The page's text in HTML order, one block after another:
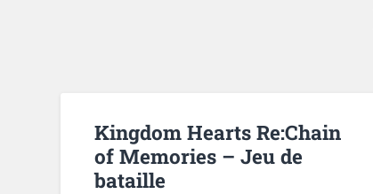
Kingdom Hearts Re:Chain
of Memories – Jeu de
bataille